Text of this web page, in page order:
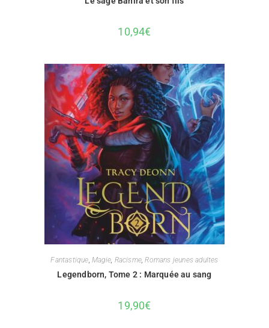
10,94€
Fantastique,Magie, Racisme,Romans jeunes adultes
Legendborn, Tome 2 : Marquée au sang
19,90€